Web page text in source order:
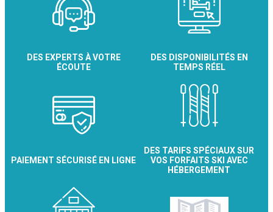
DES EXPERTS À VOTRE
ÉCOUTE
DES DISPONIBILITÉS EN
TEMPS RÉEL
PAIEMENT SÉCURISÉ EN LIGNE
DES TARIFS SPÉCIAUX SUR
VOS FORFAITS SKI AVEC
HÉBERGEMENT